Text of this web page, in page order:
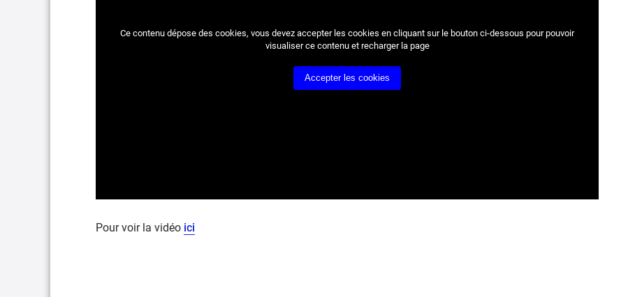
Ce contenu dépose des cookies, vous devez accepter les cookies en cliquant sur le bouton ci-dessous pour pouvoir
visualiser ce contenu et recharger la page
Accepter les cookies
Pour voir la vidéo ici